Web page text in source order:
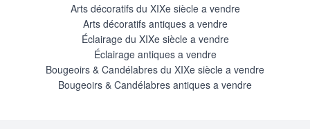
Arts décoratifs du XIXe siècle a vendre
Arts décoratifs antiques a vendre
Éclairage du XIXe siècle a vendre
Éclairage antiques a vendre
Bougeoirs & Candélabres du XIXe siècle a vendre
Bougeoirs & Candélabres antiques a vendre